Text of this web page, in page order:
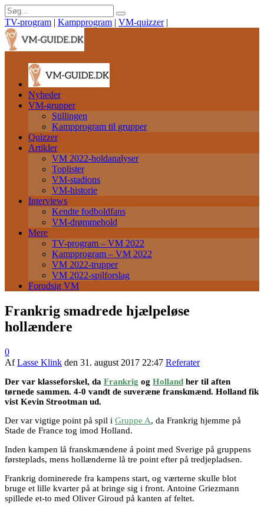
TV-program | Kampprogram | VM-quizzer |
Nyheder
VM-grupper
Stillingen
Kampprogram til grupper
Quizzer
Artikler
VM 2022-holdanalyser
Toplister
VM-stadions
VM-historie
Interviews
Kendte fodboldfans
VM-drømmehold
Mere
TV-program – VM 2022
Kampprogram – VM 2022
VM 2022-trupper
VM 2022-spilforslag
Forudsig VM
Frankrig smadrede hjælpeløse
hollændere
0
AfLasse Klink den 31. august 2017 22:47 Referater
Der var klasseforskel, da Frankrig og Holland her til aften
tørnede sammen. 4-0 vandt de suveræne franskmænd. Holland fik
vist Kevin Strootman ud.
Der var vigtige point på spil i Gruppe A, da Frankrig hjemme på
Stade de France tog imod Holland.
Inden kampen lå franskmændene á point med Sverige på gruppens
førsteplads, mens hollænderne lå tre point efter på tredjepladsen.
Frankrig dominerede fra kampens start, og værterne skulle blot
bruge et lille kvarter på at bringe sig i front. Antoine Griezmann
spillede et-to med Oliver Giroud på kanten af feltet.